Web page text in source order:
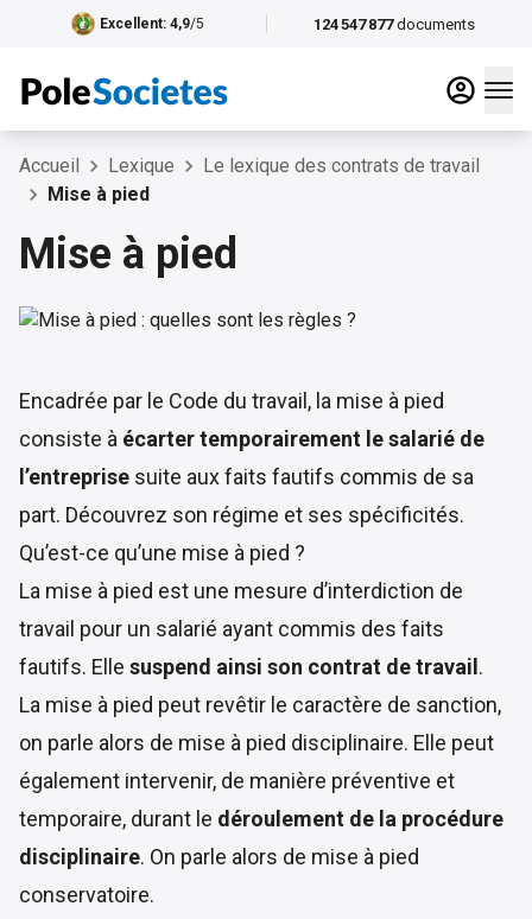
124 547 877 documents
Excellent: 4,9/5
Accueil Lexique
Le lexique des contrats de travail
Mise à pied
Mise à pied
Encadrée par le Code du travail, la mise à pied
consiste à écarter temporairement le salarié de
l’entreprise suite aux faits fautifs commis de sa
part. Découvrez son régime et ses spécificités.
Qu’est-ce qu’une mise à pied ?
La mise à pied est une mesure d’interdiction de
travail pour un salarié ayant commis des faits
fautifs. Elle suspend ainsi son contrat de travail .
La mise à pied peut revêtir le caractère de sanction,
on parle alors de mise à pied disciplinaire. Elle peut
également intervenir, de manière préventive et
temporaire, durant le déroulement de la procédure
disciplinaire. On parle alors de mise à pied
conservatoire.